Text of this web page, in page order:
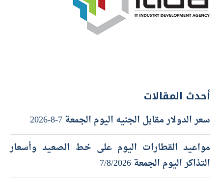
أحدث المقالات
سعر الدولار مقابل الجنيه اليوم الجمعة 7-8-2026
مواعيد القطارات اليوم على خط الصعيد وأسعار
التذاكر اليوم الجمعة 7/8/2026